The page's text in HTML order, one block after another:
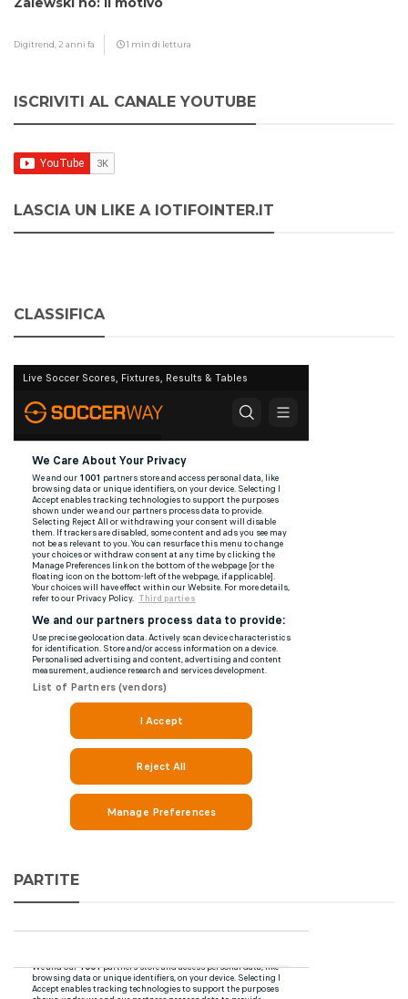
Digitrend, 2 anni fa 1 min di lettura
ISCRIVITI AL CANALE YOUTUBE
LASCIA UN LIKE A IOTIFOINTER.IT
CLASSIFICA
PARTITE